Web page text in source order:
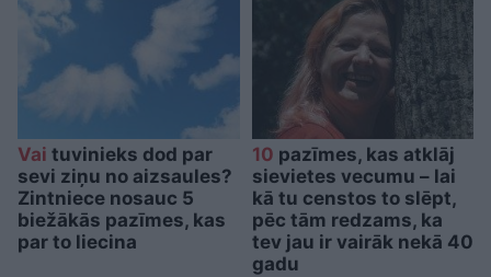
Vai tuvinieks dod par
sevi ziņu no aizsaules?
Zintniece nosauc 5
biežākās pazīmes, kas
par to liecina
10 pazīmes, kas atklāj
sievietes vecumu – lai
kā tu censtos to slēpt,
pēc tām redzams, ka
tev jau ir vairāk nekā 40
gadu